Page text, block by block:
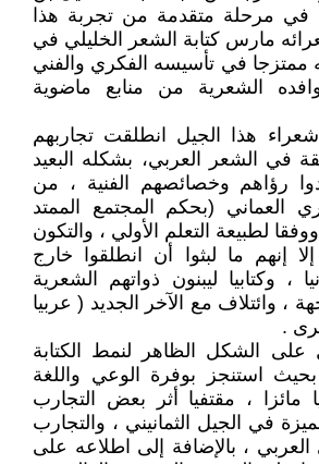
في مرحلة متقدمة من تجربة هذا
مارس كتابة الشعر الخليلي في
ممتزجا في تأسيسه الفكري والفني
الشعرية من منابع ماضوية
هذا الجيل انطلقت تجاربهم
في الشعر العربي، بشكله البعيد
رؤاهم وخصائصهم الفنية ، من
العماني (بحكم المجتمع الممتد
لطبيعة التعلم الأولي ، والتكون
إنهم ما لبثوا أن انطلقوا خارج
، وكتابيا ليبنون ذواتهم الشعرية
، وائتلاف مع الآخر الجديد ( عربيا
.
على الشكل الظاهر لنمط الكتابة
بحيث استنجز بوفرة الوعي واللغة
مائزا ، مقتفيا أثر بعض التجارب
في الجيل الثمانيني ، والتجارب
، بالإضافة إلى اطلاعه على